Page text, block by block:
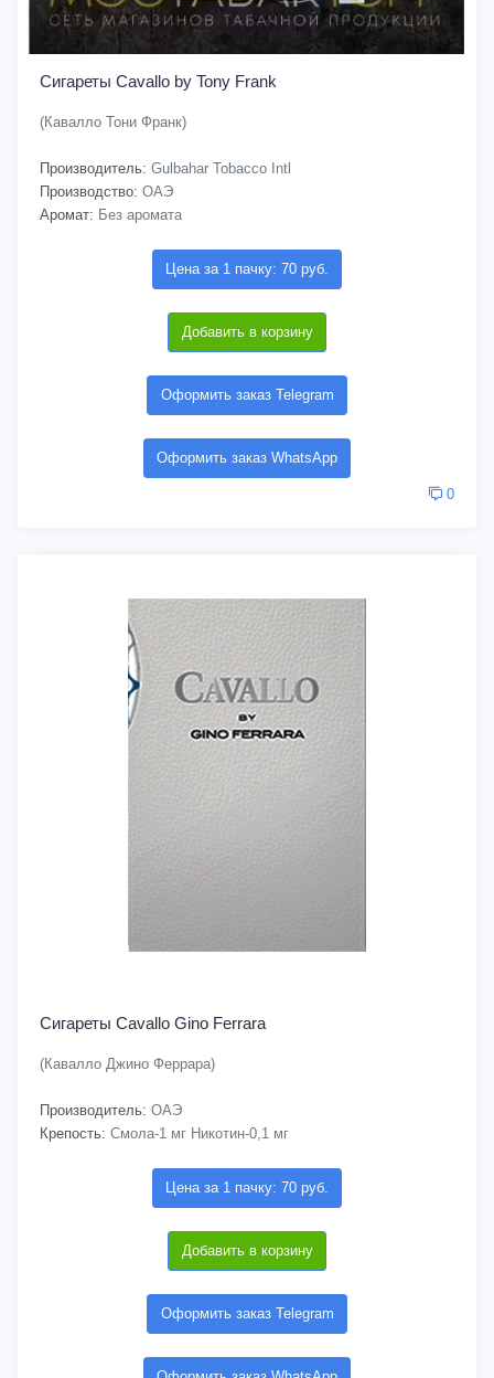
Сигареты Cavallo by Tony Frank
(Кавалло Тони Франк)
Производитель: Gulbahar Tobacco Intl
Производство: ОАЭ
Аромат: Без аромата
Цена за 1 пачку: 70 руб.
Добавить в корзину
Оформить заказ Telegram
Оформить заказ WhatsApp
0
Сигареты Cavallo Gino Ferrara
(Кавалло Джино Феррара)
Производитель: ОАЭ
Крепость: Смола-1 мг Никотин-0,1 мг
Цена за 1 пачку: 70 руб.
Добавить в корзину
Оформить заказ Telegram